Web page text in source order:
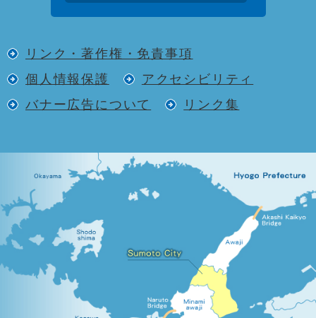
リンク・著作権・免責事項
個人情報保護
アクセシビリティ
バナー広告について
リンク集